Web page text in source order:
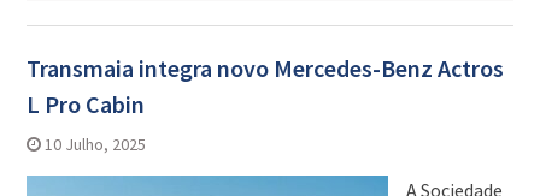
Transmaia integra novo Mercedes-Benz Actros
L Pro Cabin
10 Julho, 2025
A Sociedade